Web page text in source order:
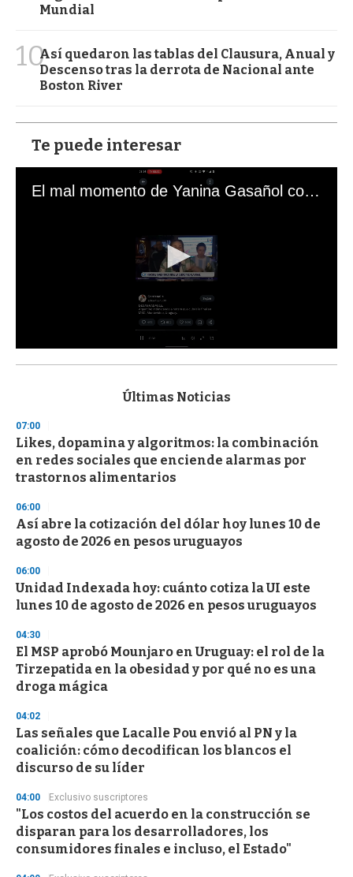
Mundial
10Así quedaron las tablas del Clausura, Anual y
Descenso tras la derrota de Nacional ante
Boston River
Te puede interesar
El mal momento de Yanina Gasañol con un hincha argentino en "Subrayado"
s
d
s
o
f
3
s
e
c
o
d
s
Últimas Noticias
07:00
Likes, dopamina y algoritmos: la combinación
en redes sociales que enciende alarmas por
trastornos alimentarios
06:00
Así abre la cotización del dólar hoy lunes 10 de
agosto de 2026 en pesos uruguayos
06:00
Unidad Indexada hoy: cuánto cotiza la UI este
lunes 10 de agosto de 2026 en pesos uruguayos
04:30
El MSP aprobó Mounjaro en Uruguay: el rol de la
Tirzepatida en la obesidad y por qué no es una
droga mágica
04:02
Las señales que Lacalle Pou envió al PN y la
coalición: cómo decodifican los blancos el
discurso de su líder
04:00 Exclusivo suscriptores
"Los costos del acuerdo en la construcción se
disparan para los desarrolladores, los
consumidores finales e incluso, el Estado"